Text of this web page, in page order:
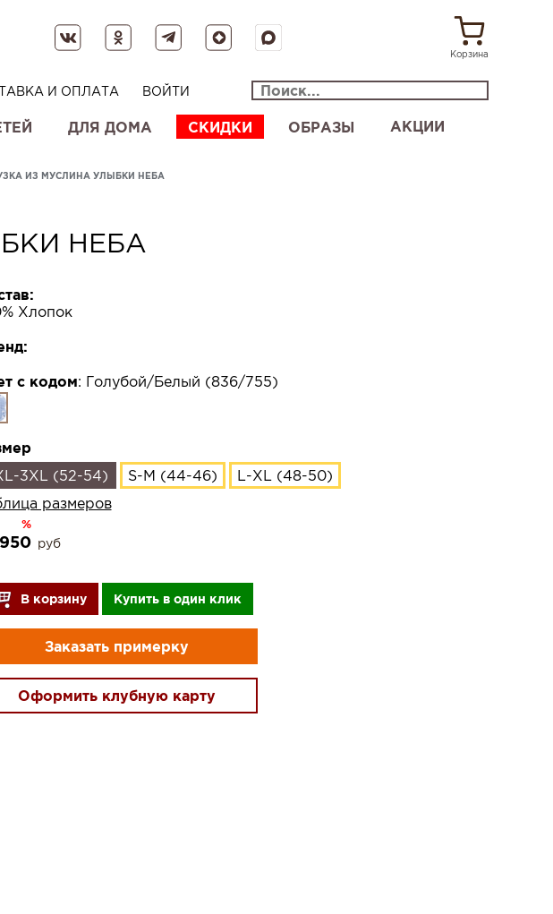
Корзина
И ОПЛАТА ВОЙТИ
ДЛЯ ДОМА СКИДКИ ОБРАЗЫ АКЦИИ
ИЗ МУСЛИНА УЛЫБКИ НЕБА
НЕБА
Хлопок
с кодом: Голубой/Белый (836/755)
3XL (52-54)
S-M (44-46)
L-XL (48-50)
размеров
%
руб
В корзину Купить в один клик
Заказать примерку
Оформить клубную карту